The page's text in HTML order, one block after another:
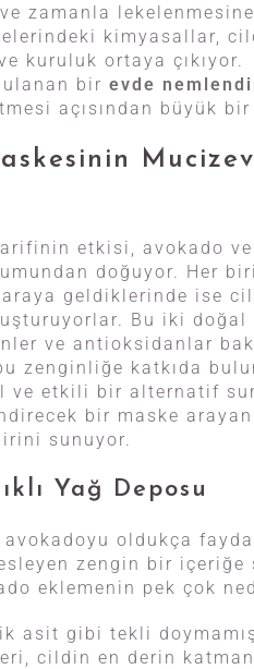
zamanla lekelenmesine
kimyasallar,
kuruluk ortaya çıkıyor.
bir evde
açısından büyük bir
etkisi, avokado ve
doğuyor. Her
araya geldiklerinde ise
Bu iki
ve antioksidanlar
zenginliğe katkıda
ve etkili bir alternatif
bir maske
sunuyor.
Yağ Deposu
avokadoyu oldukça
zengin bir
eklemenin pek çok
asit gibi tekli
cildin en derin